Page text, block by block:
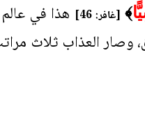
﴾ [غافر: 46] هذا في
وصار العذاب ثلاث